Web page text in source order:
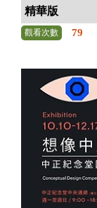
精華版
觀看次數 79